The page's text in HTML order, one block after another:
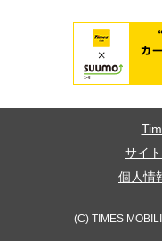
サイ
個人情
(C) TIMES